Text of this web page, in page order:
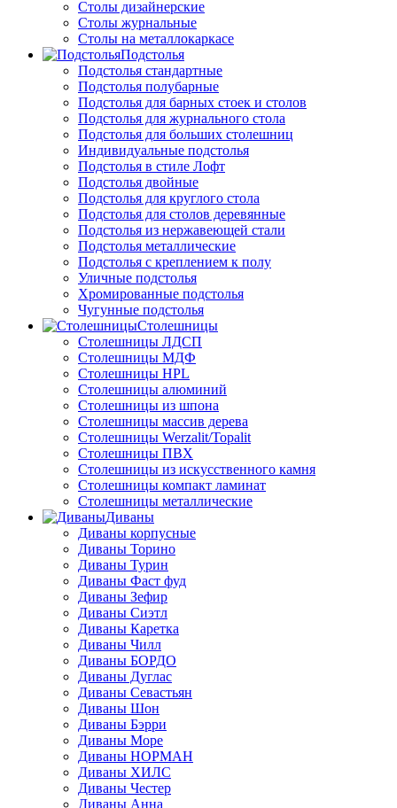
Столы дизайнерские
Столы журнальные
Столы на металлокаркасе
Подстолья
Подстолья стандартные
Подстолья полубарные
Подстолья для барных стоек и столов
Подстолья для журнального стола
Подстолья для больших столешниц
Индивидуальные подстолья
Подстолья в стиле Лофт
Подстолья двойные
Подстолья для круглого стола
Подстолья для столов деревянные
Подстолья из нержавеющей стали
Подстолья металлические
Подстолья с креплением к полу
Уличные подстолья
Хромированные подстолья
Чугунные подстолья
Столешницы
Столешницы ЛДСП
Столешницы МДФ
Столешницы HPL
Столешницы алюминий
Столешницы из шпона
Столешницы массив дерева
Столешницы Werzalit/Topalit
Столешницы ПВХ
Столешницы из искусственного камня
Столешницы компакт ламинат
Столешницы металлические
Диваны
Диваны корпусные
Диваны Торино
Диваны Турин
Диваны Фаст фуд
Диваны Зефир
Диваны Сиэтл
Диваны Каретка
Диваны Чилл
Диваны БОРДО
Диваны Дуглас
Диваны Севастьян
Диваны Шон
Диваны Бэрри
Диваны Море
Диваны НОРМАН
Диваны ХИЛС
Диваны Честер
Диваны Анна